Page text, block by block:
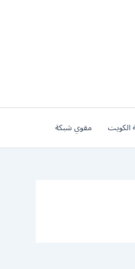
الكويت مقوي شبكة